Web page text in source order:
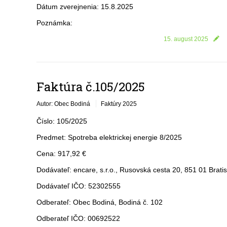
Dátum zverejnenia: 15.8.2025
Poznámka:
15. august 2025
Faktúra č.105/2025
Autor: Obec Bodiná Faktúry 2025
Číslo: 105/2025
Predmet: Spotreba elektrickej energie 8/2025
Cena: 917,92 €
Dodávateľ: encare, s.r.o., Rusovská cesta 20, 851 01
Dodávateľ IČO: 52302555
Odberateľ: Obec Bodiná, Bodiná č. 102
Odberateľ IČO: 00692522